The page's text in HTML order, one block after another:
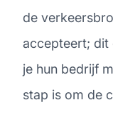
de
accepteert; dit
je hun bedrijf
stap is om de